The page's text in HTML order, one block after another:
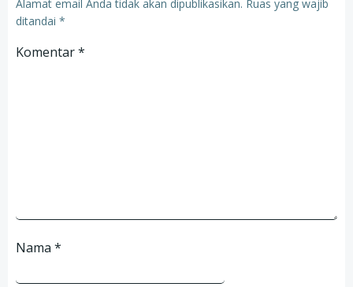
Alamat email Anda tidak akan dipublikasikan. Ruas yang wajib
ditandai *
Komentar*
Nama *